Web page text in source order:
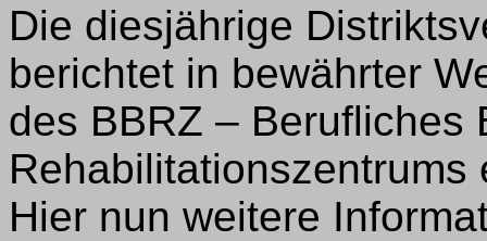
Die diesjährige
berichtet in bewährter
des BBRZ – Berufliches
Rehabilitationszentrums
Hier nun weitere